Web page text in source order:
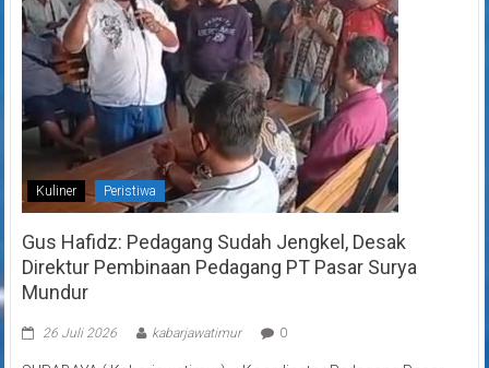
Kuliner Peristiwa
Gus Hafidz: Pedagang Sudah Jengkel, Desak
Direktur Pembinaan Pedagang PT Pasar Surya
Mundur
26 Juli 2026 kabarjawatimur 0